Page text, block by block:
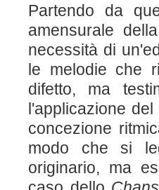
Partendo da
amensurale
necessità di
le melodie che
difetto, ma
l'applicazione
concezione
modo che si
originario, ma